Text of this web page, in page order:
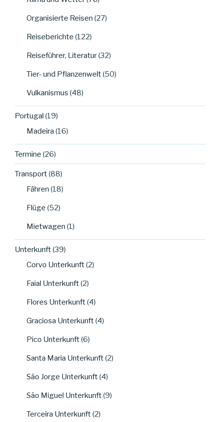
Organisierte Reisen (27)
Reiseberichte (122)
Reiseführer, Literatur(32)
Tier- und Pflanzenwelt(50)
Vulkanismus (48)
Portugal (19)
Madeira (16)
Termine (26)
Transport(88)
Fähren (18)
Flüge (52)
Mietwagen (1)
Unterkunft(39)
Corvo Unterkunft(2)
Faial Unterkunft(2)
Flores Unterkunft(4)
Graciosa Unterkunft(4)
Pico Unterkunft(6)
Santa Maria Unterkunft(2)
São Jorge Unterkunft(4)
São Miguel Unterkunft(9)
Terceira Unterkunft(2)